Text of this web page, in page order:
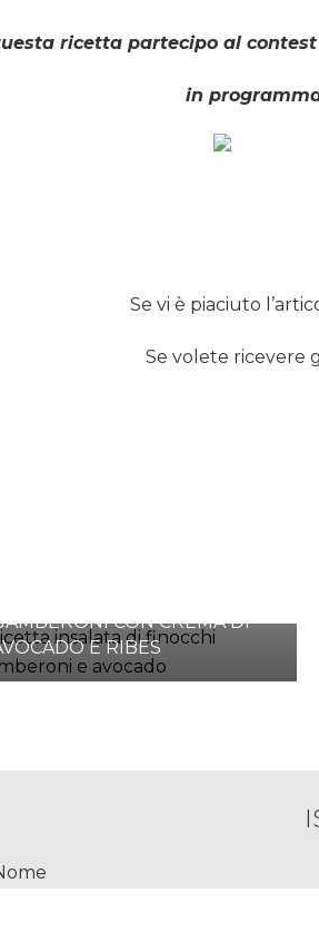
ricetta partecipo al
in
Se vi è piaciuto
Se volete ricevere
CON CREMA DI
E RIBES